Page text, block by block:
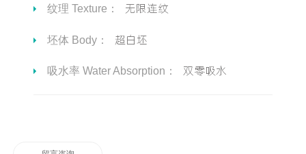
纹理 Texture： 无限连纹
坯体 Body： 超白坯
吸水率 Water Absorption： 双零吸水